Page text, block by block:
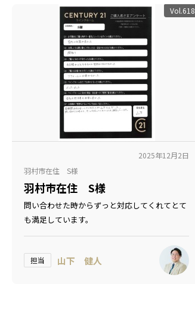
Vol.618
2025年12月2日
羽村市在住 S様
羽村市在住 S様
問い合わせた時からずっと対応してくれてとて
も満足しています。
担当 山下 健人